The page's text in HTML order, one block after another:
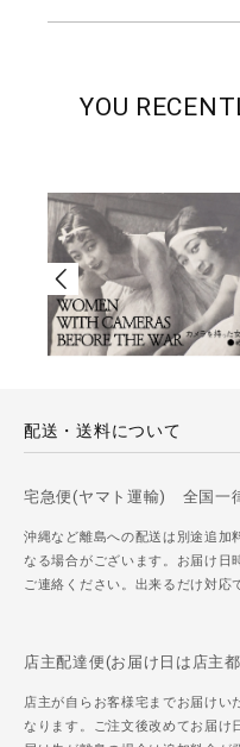
YOU
配送・送料について
宅急便(ヤマト運輸) 全国一
沖縄など離島への配送は別途追加
なる場合がございます。お届け日
ご連絡ください。出来るだけ対応
店主配達便(お届け日は店主
店主が自らお客様宅までお届けい
なります。ご注文後改めてお届け